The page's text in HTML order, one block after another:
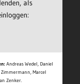
als
Andreas Wedel, Daniel
Zimmermann, Marcel
Zenker.